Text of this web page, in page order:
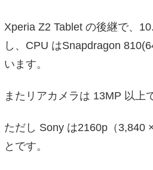
Xperia Z2 Tablet の後継で、
し、CPU はSnapdragon
います。
またリアカメラは 13MP 以上
ただし Sony は2160p（3,840
とです。